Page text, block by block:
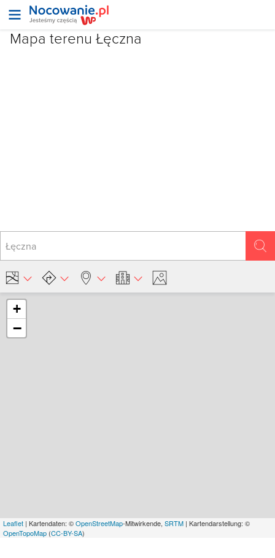
Mapa terenu Łęczna
+
−
Leaflet | Kartendaten: ©OpenStreetMap-Mitwirkende, SRTM | Kartendarstellung: ©
OpenTopoMap (CC-BY-SA)